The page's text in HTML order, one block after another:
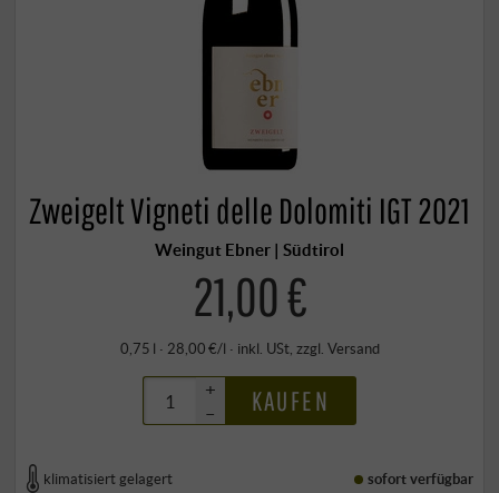
Zweigelt Vigneti delle Dolomiti IGT 2021
Weingut Ebner | Südtirol
21,00 €
0,75 l · 28,00 €/l · inkl. USt, zzgl. Versand
+
–
KAUFEN
klimatisiert gelagert sofort verfügbar